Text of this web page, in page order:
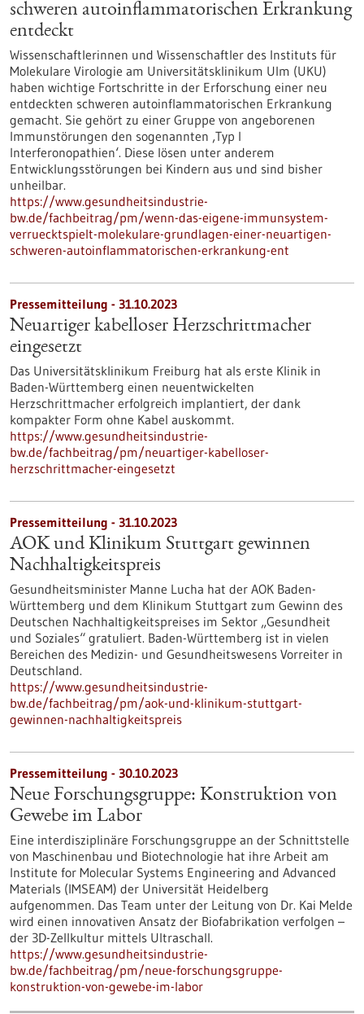
schweren autoinflammatorischen Erkrankung
entdeckt
Wissenschaftlerinnen und Wissenschaftler des Instituts für
Molekulare Virologie am Universitätsklinikum Ulm (UKU)
haben wichtige Fortschritte in der Erforschung einer neu
entdeckten schweren autoinflammatorischen Erkrankung
gemacht. Sie gehört zu einer Gruppe von angeborenen
Immunstörungen den sogenannten ‚Typ I
Interferonopathien‘. Diese lösen unter anderem
Entwicklungsstörungen bei Kindern aus und sind bisher
unheilbar.
https://www.gesundheitsindustrie-
bw.de/fachbeitrag/pm/wenn-das-eigene-immunsystem-
verruecktspielt-molekulare-grundlagen-einer-neuartigen-
schweren-autoinflammatorischen-erkrankung-ent
Pressemitteilung - 31.10.2023
Neuartiger kabelloser Herzschrittmacher
eingesetzt
Das Universitätsklinikum Freiburg hat als erste Klinik in
Baden-Württemberg einen neuentwickelten
Herzschrittmacher erfolgreich implantiert, der dank
kompakter Form ohne Kabel auskommt.
https://www.gesundheitsindustrie-
bw.de/fachbeitrag/pm/neuartiger-kabelloser-
herzschrittmacher-eingesetzt
Pressemitteilung - 31.10.2023
AOK und Klinikum Stuttgart gewinnen
Nachhaltigkeitspreis
Gesundheitsminister Manne Lucha hat der AOK Baden-
Württemberg und dem Klinikum Stuttgart zum Gewinn des
Deutschen Nachhaltigkeitspreises im Sektor „Gesundheit
und Soziales“ gratuliert. Baden-Württemberg ist in vielen
Bereichen des Medizin- und Gesundheitswesens Vorreiter in
Deutschland.
https://www.gesundheitsindustrie-
bw.de/fachbeitrag/pm/aok-und-klinikum-stuttgart-
gewinnen-nachhaltigkeitspreis
Pressemitteilung - 30.10.2023
Neue Forschungsgruppe: Konstruktion von
Gewebe im Labor
Eine interdisziplinäre Forschungsgruppe an der Schnittstelle
von Maschinenbau und Biotechnologie hat ihre Arbeit am
Institute for Molecular Systems Engineering and Advanced
Materials (IMSEAM) der Universität Heidelberg
aufgenommen. Das Team unter der Leitung von Dr. Kai Melde
wird einen innovativen Ansatz der Biofabrikation verfolgen –
der 3D-Zellkultur mittels Ultraschall.
https://www.gesundheitsindustrie-
bw.de/fachbeitrag/pm/neue-forschungsgruppe-
konstruktion-von-gewebe-im-labor